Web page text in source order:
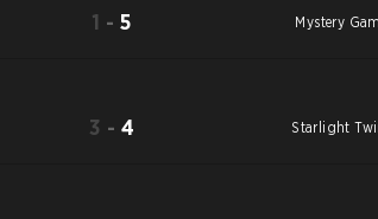
1 -5 Mystery
3 - 4 Starlight